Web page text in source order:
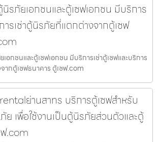
นิรภัยเอกชนและตู้เซฟเอกชน มีบริการ
ารเช่าตู้นิรภัยที่แตกต่างจากตู้เซฟ
เอกชนและตู้เซฟเอกชน มีบริการเช่าตู้เซฟและบริการ
ากตู้เซฟธนาคาร ตู้เซฟ.com
ย่านสาทร บริการตู้เซฟสำหรับ
ย เพื่อใช้งานเป็นตู้นิรภัยส่วนตัวและตู้
.com